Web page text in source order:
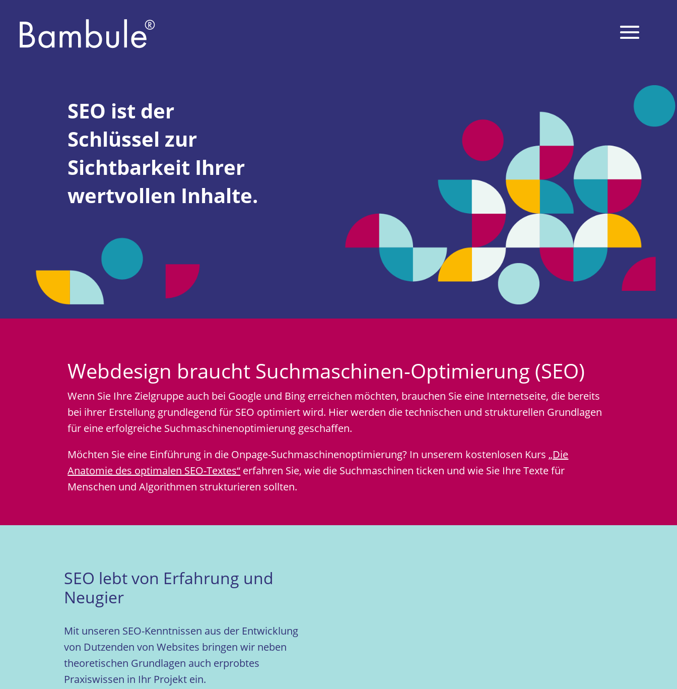
SEO ist der
Schlüssel zur
Sichtbarkeit Ihrer
wertvollen Inhalte.
Webdesign braucht Suchmaschinen-Optimierung (SEO)
Wenn Sie Ihre Zielgruppe auch bei Google und Bing erreichen möchten, brauchen Sie eine Internetseite, die bereits
bei ihrer Erstellung grundlegend für SEO optimiert wird. Hier werden die technischen und strukturellen Grundlagen
für eine erfolgreiche Suchmaschinenoptimierung geschaffen.
Möchten Sie eine Einführung in die Onpage-Suchmaschinenoptimierung? In unserem kostenlosen Kurs „Die
Anatomie des optimalen SEO-Textes“ erfahren Sie, wie die Suchmaschinen ticken und wie Sie Ihre Texte für
Menschen und Algorithmen strukturieren sollten.
SEO lebt von Erfahrung und
Neugier
Mit unseren SEO-Kenntnissen aus der Entwicklung
von Dutzenden von Websites bringen wir neben
theoretischen Grundlagen auch erprobtes
Praxiswissen in Ihr Projekt ein.